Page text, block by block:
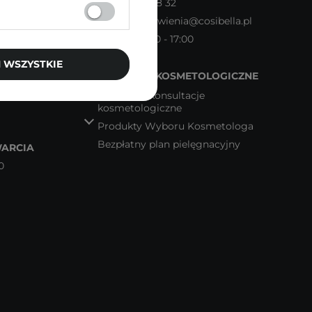
Tel.
22 602 28 32
Email:
zamowienia@cosibella.pl
Pn - Pt 08:00 - 17:00
WSPARCIE KOSMETOLOGICZNE
Bezpłatne konsultacje
kosmetologiczne
Produkty Wyboru Kosmetologa
Bezpłatny plan pielęgnacyjny